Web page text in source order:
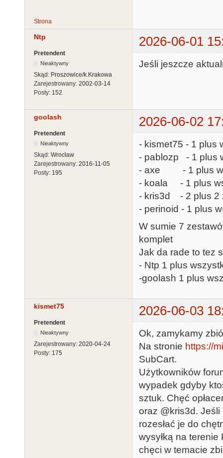
Strona
Ntp 2026-06-01
Pretendent
Nieaktywny
Skąd: Proszowice/k.Krakowa
Zarejestrowany: 2002-03-14
Posty: 152
Jeśli jeszcze
goolash 2026-06-02
Pretendent
Nieaktywny
Skąd: Wrocław
Zarejestrowany: 2016-11-05
Posty: 195
- kismet75 - 1 plus
- pablozp - 1 plus
- axe - 1 plus
- koala - 1 plus
- kris3d - 2 plus 2
- perinoid - 1 plus
W sumie 7
komplet
Jak da rade to tez
- Ntp 1 plus
-goolash 1 plus
kismet75 2026-06-03
Pretendent
Nieaktywny
Zarejestrowany: 2020-04-24
Posty: 175
Ok, zamykamy
Na stronie https://
SubCart.
Użytkowników
wypadek gdyby
sztuk. Chęć
oraz @kris3d.
rozesłać je do
wysyłką na
chęci w temacie